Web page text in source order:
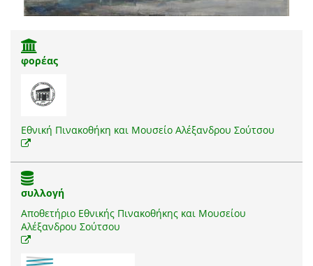
φορέας
Εθνική Πινακοθήκη και Μουσείο Αλέξανδρου Σούτσου
συλλογή
Αποθετήριο Εθνικής Πινακοθήκης και Μουσείου
Αλέξανδρου Σούτσου